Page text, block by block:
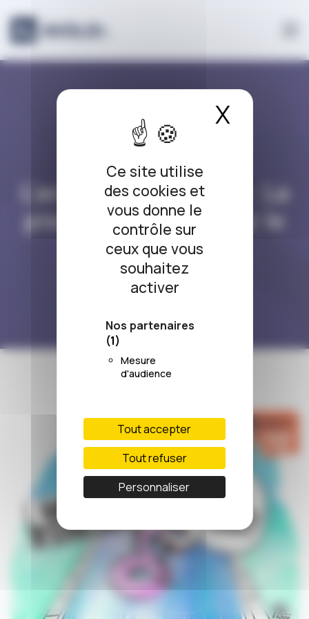
Panneau de gestion des cookies
Ce site utilise
des cookies et
vous donne le
contrôle sur
ceux que vous
souhaitez
activer
Nos partenaires
(1)
Mesure
d'audience
Tout accepter
Tout refuser
Personnaliser
X
L’ARRÊT DU JOUR
L’arrêt du jour #340 : La
piscine déborde chez le
voisin
24/03/2023